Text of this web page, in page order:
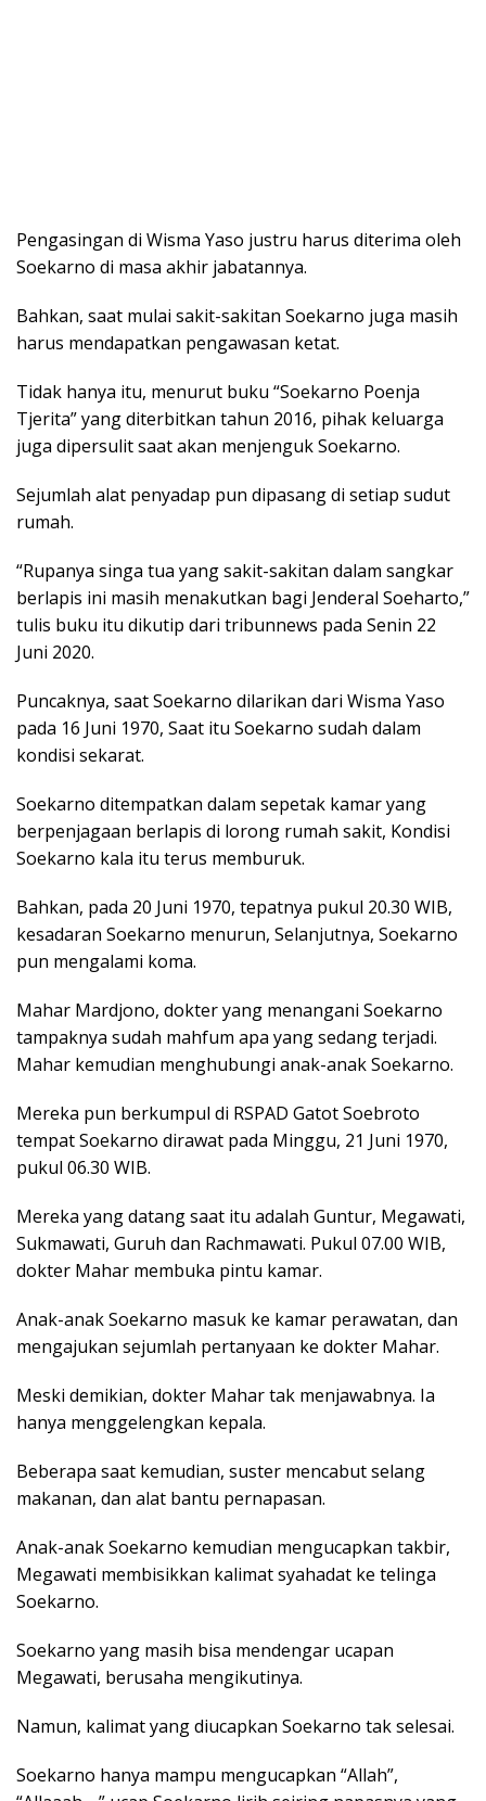
Pengasingan di Wisma Yaso justru harus diterima oleh
Soekarno di masa akhir jabatannya.
Bahkan, saat mulai sakit-sakitan Soekarno juga masih
harus mendapatkan pengawasan ketat.
Tidak hanya itu, menurut buku “Soekarno Poenja
Tjerita” yang diterbitkan tahun 2016, pihak keluarga
juga dipersulit saat akan menjenguk Soekarno.
Sejumlah alat penyadap pun dipasang di setiap sudut
rumah.
“Rupanya singa tua yang sakit-sakitan dalam sangkar
berlapis ini masih menakutkan bagi Jenderal Soeharto,”
tulis buku itu dikutip dari tribunnews pada Senin 22
Juni 2020.
Puncaknya, saat Soekarno dilarikan dari Wisma Yaso
pada 16 Juni 1970, Saat itu Soekarno sudah dalam
kondisi sekarat.
Soekarno ditempatkan dalam sepetak kamar yang
berpenjagaan berlapis di lorong rumah sakit, Kondisi
Soekarno kala itu terus memburuk.
Bahkan, pada 20 Juni 1970, tepatnya pukul 20.30 WIB,
kesadaran Soekarno menurun, Selanjutnya, Soekarno
pun mengalami koma.
Mahar Mardjono, dokter yang menangani Soekarno
tampaknya sudah mahfum apa yang sedang terjadi.
Mahar kemudian menghubungi anak-anak Soekarno.
Mereka pun berkumpul di RSPAD Gatot Soebroto
tempat Soekarno dirawat pada Minggu, 21 Juni 1970,
pukul 06.30 WIB.
Mereka yang datang saat itu adalah Guntur, Megawati,
Sukmawati, Guruh dan Rachmawati. Pukul 07.00 WIB,
dokter Mahar membuka pintu kamar.
Anak-anak Soekarno masuk ke kamar perawatan, dan
mengajukan sejumlah pertanyaan ke dokter Mahar.
Meski demikian, dokter Mahar tak menjawabnya. Ia
hanya menggelengkan kepala.
Beberapa saat kemudian, suster mencabut selang
makanan, dan alat bantu pernapasan.
Anak-anak Soekarno kemudian mengucapkan takbir,
Megawati membisikkan kalimat syahadat ke telinga
Soekarno.
Soekarno yang masih bisa mendengar ucapan
Megawati, berusaha mengikutinya.
Namun, kalimat yang diucapkan Soekarno tak selesai.
Soekarno hanya mampu mengucapkan “Allah”,